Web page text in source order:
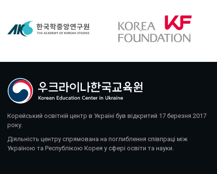
Корейський освітній центр в Україні був відкритий 17 березня 2017
року.
Діяльність центру спрямована на поглиблення співпраці між
Україною та Республікою Корея у сфері освіти та науки.